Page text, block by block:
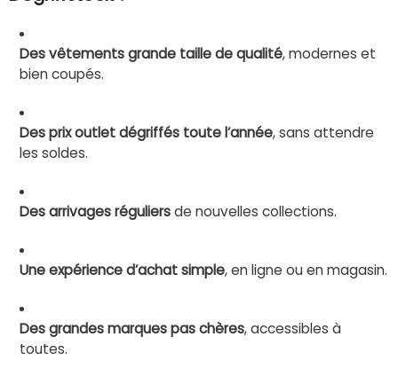
Des vêtements grande taille de qualité, modernes et
bien coupés.
Des prix outlet dégriffés toute l’année, sans attendre
les soldes.
Des arrivages réguliersde nouvelles collections.
Une expérience d’achat simple, en ligne ou en magasin.
Des grandes marques pas chères, accessibles à
toutes.